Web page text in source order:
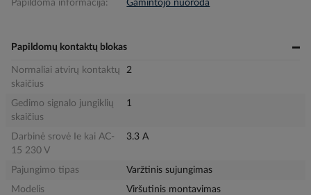
Papildoma informacija: Gamintojo nuoroda
Papildomų kontaktų blokas
Normaliai atvirų kontaktų
skaičius
2
Gedimo signalo jungiklių
skaičius
1
Darbinė srovė Ie kai AC-
15 230 V
3.3 A
Pajungimo tipas
Varžtinis sujungimas
Modelis
Viršutinis montavimas